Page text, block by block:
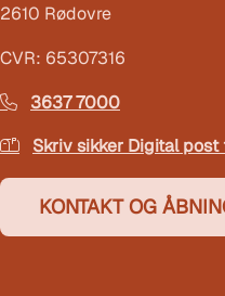
2610 Rødovre
CVR: 65307316
3637 7000
Skriv sikker Digital post
KONTAKT OG